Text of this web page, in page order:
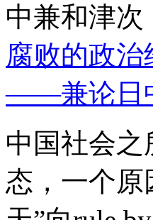
中兼和津次
腐败的政治
——兼论日
中国社会
态，一个原